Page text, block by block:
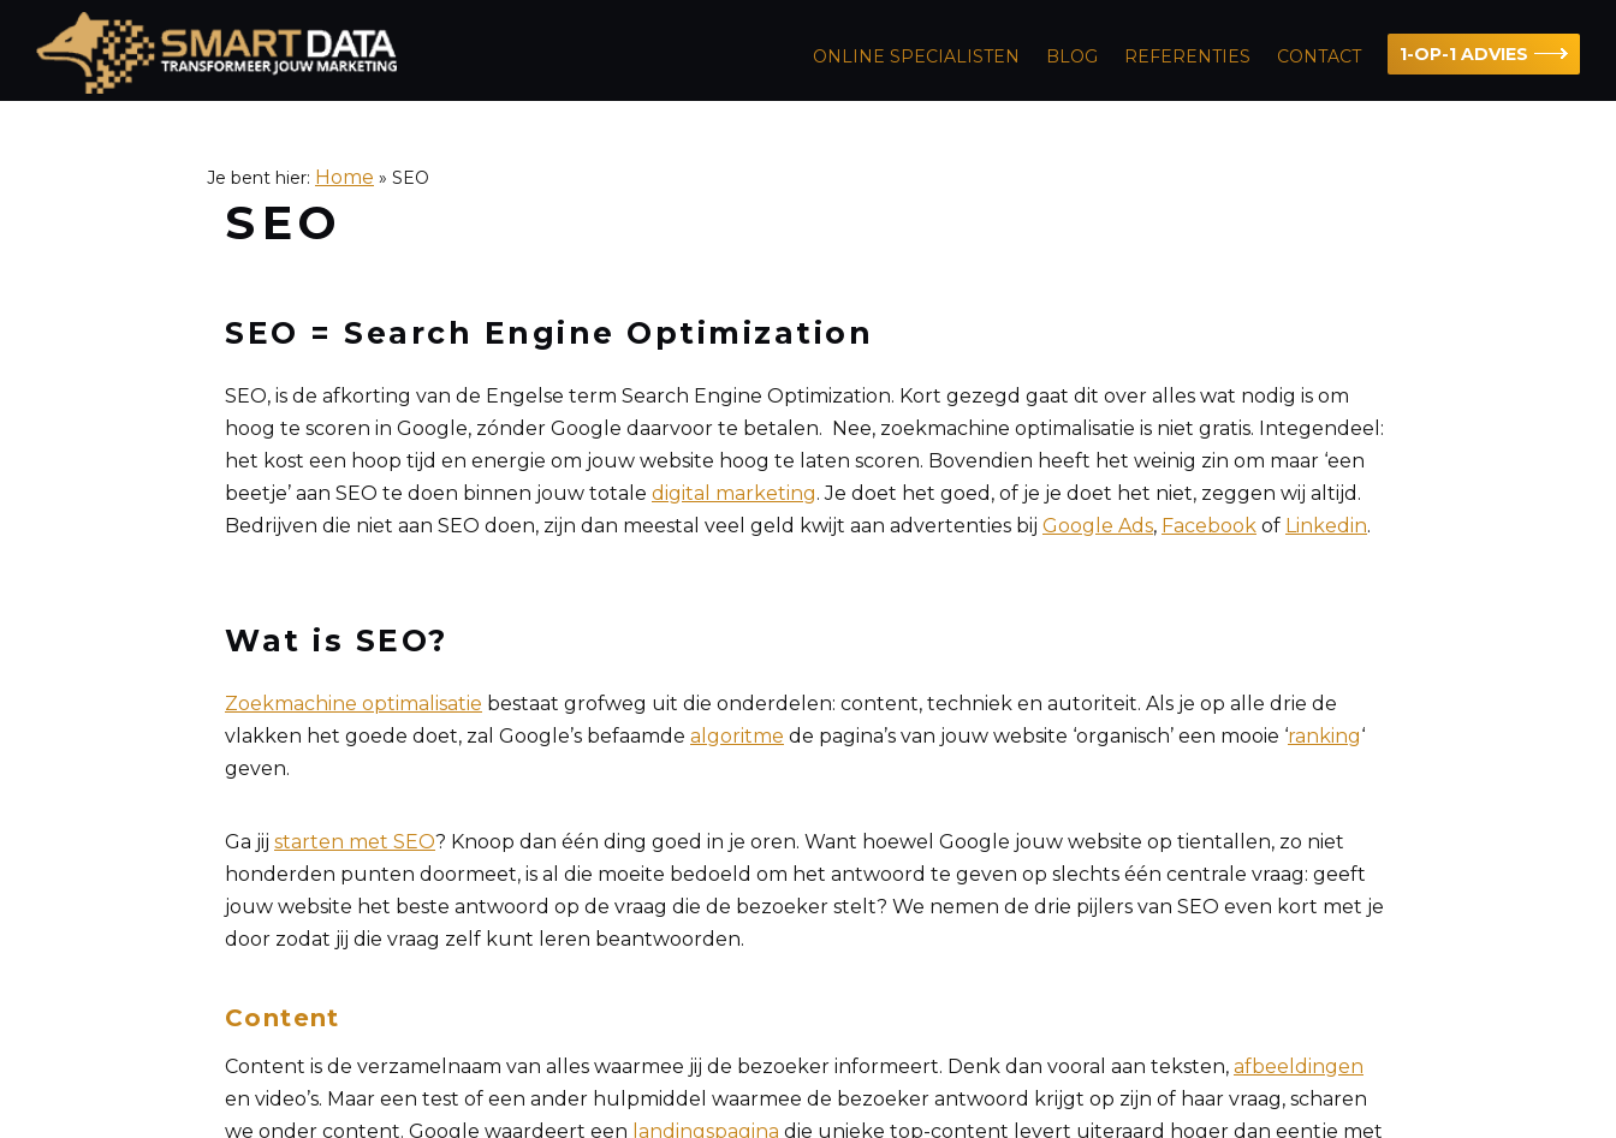
naar
ONLINE SPECIALISTEN BLOG REFERENTIES CONTACT 1-OP-1 ADVIES
Je bent hier: Home » SEO
SEO
SEO = Search Engine Optimization
SEO, is de afkorting van de Engelse term Search Engine Optimization. Kort gezegd gaat dit over alles wat nodig is om
hoog te scoren in Google, zónder Google daarvoor te betalen. Nee, zoekmachine optimalisatie is niet gratis. Integendeel:
het kost een hoop tijd en energie om jouw website hoog te laten scoren. Bovendien heeft het weinig zin om maar ‘een
beetje’ aan SEO te doen binnen jouw totale digital marketing. Je doet het goed, of je je doet het niet, zeggen wij altijd.
Bedrijven die niet aan SEO doen, zijn dan meestal veel geld kwijt aan advertenties bij Google Ads, Facebook of Linkedin.
Wat is SEO?
Zoekmachine optimalisatie bestaat grofweg uit die onderdelen: content, techniek en autoriteit. Als je op alle drie de
vlakken het goede doet, zal Google’s befaamde algoritme de pagina’s van jouw website ‘organisch’ een mooie ‘ranking‘
geven.
Ga jij starten met SEO? Knoop dan één ding goed in je oren. Want hoewel Google jouw website op tientallen, zo niet
honderden punten doormeet, is al die moeite bedoeld om het antwoord te geven op slechts één centrale vraag: geeft
jouw website het beste antwoord op de vraag die de bezoeker stelt? We nemen de drie pijlers van SEO even kort met je
door zodat jij die vraag zelf kunt leren beantwoorden.
Content
Content is de verzamelnaam van alles waarmee jij de bezoeker informeert. Denk dan vooral aan teksten, afbeeldingen
en video’s. Maar een test of een ander hulpmiddel waarmee de bezoeker antwoord krijgt op zijn of haar vraag, scharen
we onder content. Google waardeert een landingspagina die unieke top-content levert uiteraard hoger dan eentje met